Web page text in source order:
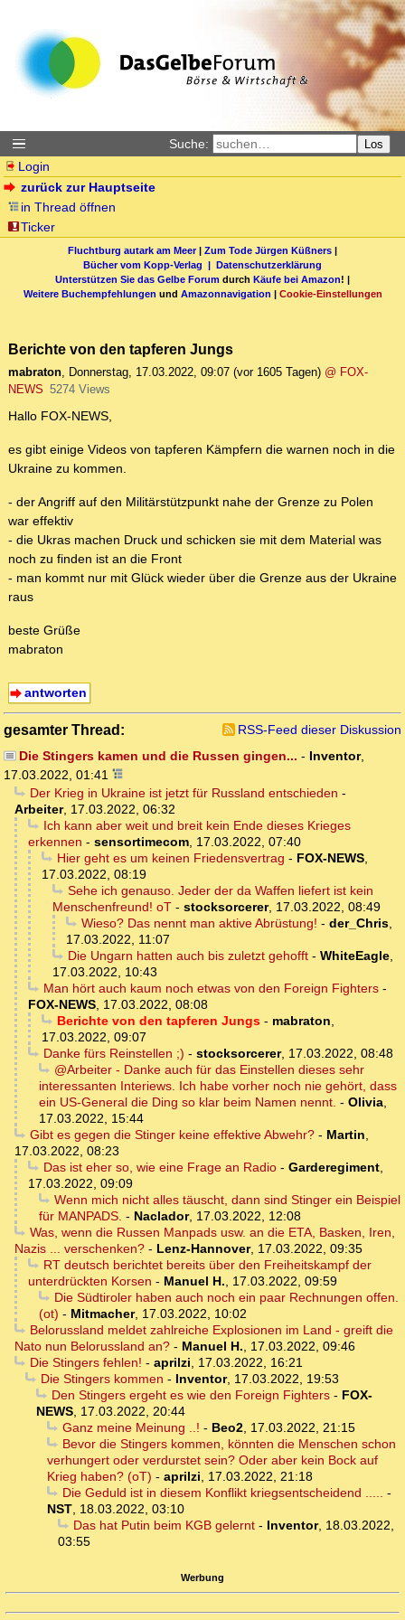
Suche: Los
Login
zurück zur Hauptseite
in Thread öffnen
Ticker
Fluchtburg autark am Meer| Zum Tode Jürgen Küßners |
Bücher vom Kopp-Verlag | Datenschutzerklärung
Unterstützen Sie das Gelbe Forum durch Käufe bei Amazon! |
Weitere Buchempfehlungen und Amazonnavigation | Cookie-Einstellungen
Berichte von den tapferen Jungs
mabraton, Donnerstag, 17.03.2022, 09:07 (vor 1605 Tagen) @ FOX-
NEWS 5274 Views
Hallo FOX-NEWS,
es gibt einige Videos von tapferen Kämpfern die warnen noch in die
Ukraine zu kommen.
- der Angriff auf den Militärstützpunkt nahe der Grenze zu Polen
war effektiv
- die Ukras machen Druck und schicken sie mit dem Material was
noch zu finden ist an die Front
- man kommt nur mit Glück wieder über die Grenze aus der Ukraine
raus
beste Grüße
mabraton
antworten
gesamter Thread:
RSS-Feed dieser Diskussion
Die Stingers kamen und die Russen gingen... - Inventor,
17.03.2022, 01:41
Der Krieg in Ukraine ist jetzt für Russland entschieden -
Arbeiter, 17.03.2022, 06:32
Ich kann aber weit und breit kein Ende dieses Krieges
erkennen - sensortimecom, 17.03.2022, 07:40
Hier geht es um keinen Friedensvertrag - FOX-NEWS,
17.03.2022, 08:19
Sehe ich genauso. Jeder der da Waffen liefert ist kein
Menschenfreund! oT - stocksorcerer, 17.03.2022, 08:49
Wieso? Das nennt man aktive Abrüstung! - der_Chris,
17.03.2022, 11:07
Die Ungarn hatten auch bis zuletzt gehofft- WhiteEagle,
17.03.2022, 10:43
Man hört auch kaum noch etwas von den Foreign Fighters-
FOX-NEWS, 17.03.2022, 08:08
Berichte von den tapferen Jungs- mabraton,
17.03.2022, 09:07
Danke fürs Reinstellen ;) - stocksorcerer, 17.03.2022, 08:48
@Arbeiter - Danke auch für das Einstellen dieses sehr
interessanten Interiews. Ich habe vorher noch nie gehört, dass
ein US-General die Ding so klar beim Namen nennt. - Olivia,
17.03.2022, 15:44
Gibt es gegen die Stinger keine effektive Abwehr?- Martin,
17.03.2022, 08:23
Das ist eher so, wie eine Frage an Radio- Garderegiment,
17.03.2022, 09:09
Wenn mich nicht alles täuscht, dann sind Stinger ein Beispiel
für MANPADS. - Naclador, 17.03.2022, 12:08
Was, wenn die Russen Manpads usw. an die ETA, Basken, Iren,
Nazis ... verschenken? - Lenz-Hannover, 17.03.2022, 09:35
RT deutsch berichtet bereits über den Freiheitskampf der
unterdrückten Korsen - Manuel H., 17.03.2022, 09:59
Die Südtiroler haben auch noch ein paar Rechnungen offen.
(ot) - Mitmacher, 17.03.2022, 10:02
Belorussland meldet zahlreiche Explosionen im Land - greift die
Nato nun Belorussland an? - Manuel H., 17.03.2022, 09:46
Die Stingers fehlen! - aprilzi, 17.03.2022, 16:21
Die Stingers kommen - Inventor, 17.03.2022, 19:53
Den Stingers ergeht es wie den Foreign Fighters- FOX-
NEWS, 17.03.2022, 20:44
Ganz meine Meinung ..! - Beo2, 17.03.2022, 21:15
Bevor die Stingers kommen, könnten die Menschen schon
verhungert oder verdurstet sein? Oder aber kein Bock auf
Krieg haben? (oT) - aprilzi, 17.03.2022, 21:18
Die Geduld ist in diesem Konflikt kriegsentscheidend ..... -
NST, 18.03.2022, 03:10
Das hat Putin beim KGB gelernt- Inventor, 18.03.2022,
03:55
Werbung